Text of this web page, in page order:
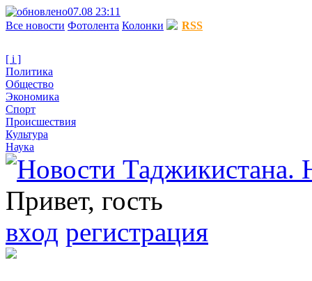
07.08 23:11
Все новости Фотолента Колонки RSS
[ i ]
Политика
Общество
Экономика
Спорт
Происшествия
Культура
Наука
Привет, гость
вход регистрация